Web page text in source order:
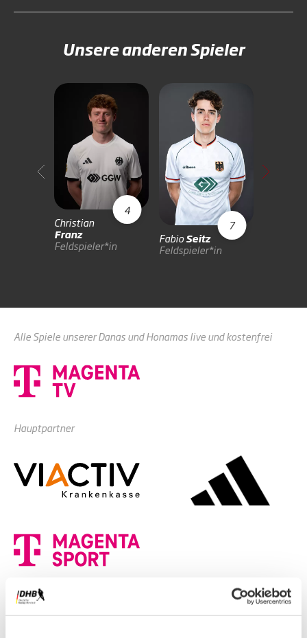
Unsere anderen Spieler
4
Christian
Franz
Feldspieler*in
7
FabioSeitz
Feldspieler*in
Alle Spiele unserer Danas und Honamas live und kostenfrei
Hauptpartner
Premium-Partner